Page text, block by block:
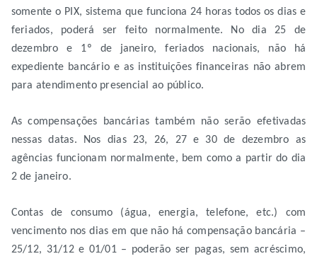
somente o PIX, sistema que funciona 24 horas todos os dias e
feriados, poderá ser feito normalmente. No dia 25 de
dezembro e 1º de janeiro, feriados nacionais, não há
expediente bancário e as instituições financeiras não abrem
para atendimento presencial ao público.
As compensações bancárias também não serão efetivadas
nessas datas. Nos dias 23, 26, 27 e 30 de dezembro as
agências funcionam normalmente, bem como a partir do dia
2 de janeiro.
Contas de consumo (água, energia, telefone, etc.) com
vencimento nos dias em que não há compensação bancária –
25/12, 31/12 e 01/01 – poderão ser pagas, sem acréscimo,